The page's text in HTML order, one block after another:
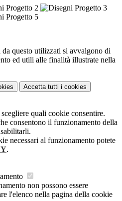
questo utilizzati si avvalgono di
ed utili alle finalità illustrate nella
Accetta tutti i cookies
quali cookie consentire.
consentono il funzionamento della
necessari al funzionamento potete
.
non possono essere
l'elenco nella pagina della cookie